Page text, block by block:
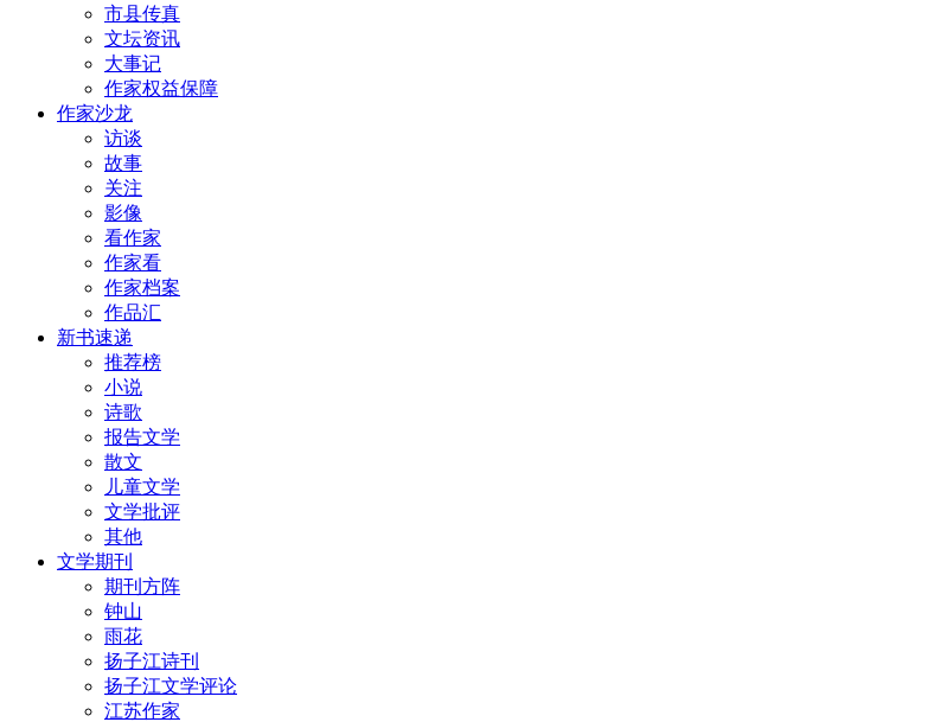
市县传真
文坛资讯
大事记
作家权益保障
作家沙龙
访谈
故事
关注
影像
看作家
作家看
作家档案
作品汇
新书速递
推荐榜
小说
诗歌
报告文学
散文
儿童文学
文学批评
其他
文学期刊
期刊方阵
钟山
雨花
扬子江诗刊
扬子江文学评论
江苏作家